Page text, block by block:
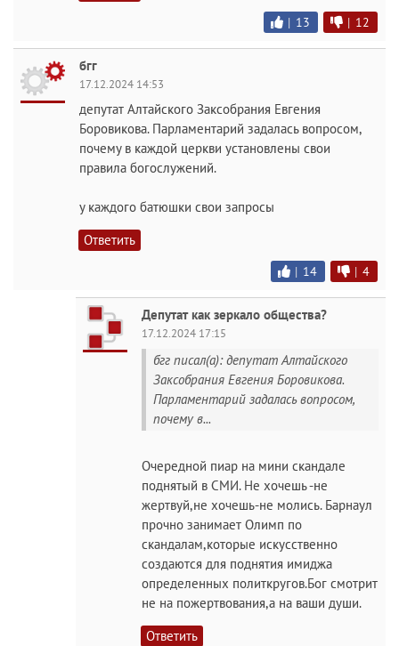
| 13 | 12
бгг
17.12.2024 14:53
депутат Алтайского Заксобрания Евгения
Боровикова. Парламентарий задалась вопросом,
почему в каждой церкви установлены свои
правила богослужений.
у каждого батюшки свои запросы
Ответить
| 14 | 4
Депутат как зеркало общества?
17.12.2024 17:15
бгг писал(а): депутат Алтайского
Заксобрания Евгения Боровикова.
Парламентарий задалась вопросом,
почему в...
Очередной пиар на мини скандале
поднятый в СМИ. Не хочешь -не
жертвуй,не хочешь-не молись. Барнаул
прочно занимает Олимп по
скандалам,которые искусственно
создаются для поднятия имиджа
определенных политкругов.Бог смотрит
не на пожертвования,а на ваши души.
Ответить